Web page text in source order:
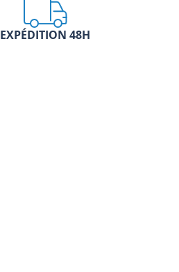
EXPÉDITION 48H